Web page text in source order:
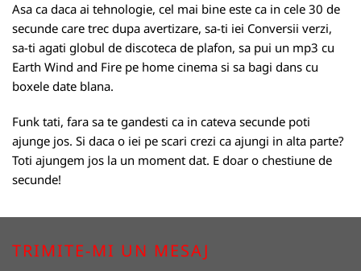
Asa ca daca ai tehnologie, cel mai bine este ca in cele 30 de
secunde care trec dupa avertizare, sa-ti iei Conversii verzi,
sa-ti agati globul de discoteca de plafon, sa pui un mp3 cu
Earth Wind and Fire pe home cinema si sa bagi dans cu
boxele date blana.
Funk tati, fara sa te gandesti ca in cateva secunde poti
ajunge jos. Si daca o iei pe scari crezi ca ajungi in alta parte?
Toti ajungem jos la un moment dat. E doar o chestiune de
secunde!
TRIMITE-MI UN MESAJ